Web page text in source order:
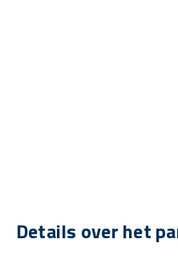
Details over het